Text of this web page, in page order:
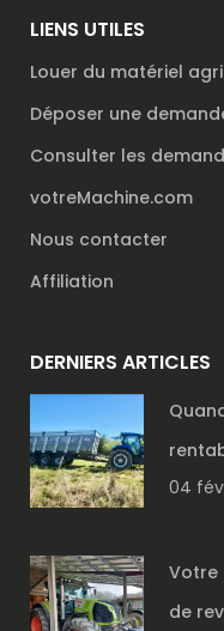
LIENS UTILES
Louer du matériel
Déposer une
Consulter les
votreMachine.com
Nous contacter
Affiliation
DERNIERS ARTICLES
04
Votre
de